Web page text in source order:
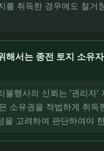
를 취득한 경우에도 철
해서는 종전 토지 소유
행사의 신뢰는 '권리자
소유권을 적법하게 취
고려하여 판단하여야